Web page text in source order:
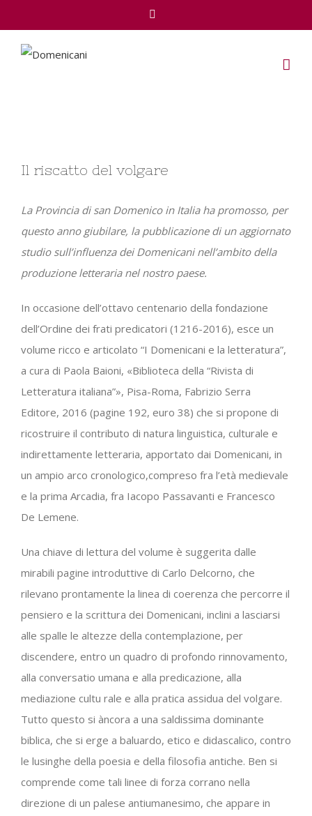
Larger
Il riscatto del volgare
La Provincia di san Domenico in Italia ha promosso, per
questo anno giubilare, la pubblicazione di un aggiornato
studio sull’influenza dei Domenicani nell’ambito della
produzione letteraria nel nostro paese.
In occasione dell’ottavo centenario della fondazione
dell’Ordine dei frati predicatori (1216-2016), esce un
volume ricco e articolato “I Domenicani e la letteratura”,
a cura di Paola Baioni, «Biblioteca della “Rivista di
Letteratura italiana”», Pisa-Roma, Fabrizio Serra
Editore, 2016 (pagine 192, euro 38) che si propone di
ricostruire il contributo di natura linguistica, culturale e
indirettamente letteraria, apportato dai Domenicani, in
un ampio arco cronologico,compreso fra l’età medievale
e la prima Arcadia, fra Iacopo Passavanti e Francesco
De Lemene.
Una chiave di lettura del volume è suggerita dalle
mirabili pagine introduttive di Carlo Delcorno, che
rilevano prontamente la linea di coerenza che percorre il
pensiero e la scrittura dei Domenicani, inclini a lasciarsi
alle spalle le altezze della contemplazione, per
discendere, entro un quadro di profondo rinnovamento,
alla conversatio umana e alla predicazione, alla
mediazione cultu rale e alla pratica assidua del volgare.
Tutto questo si àncora a una saldissima dominante
biblica, che si erge a baluardo, etico e didascalico, contro
le lusinghe della poesia e della filosofia antiche. Ben si
comprende come tali linee di forza corrano nella
direzione di un palese antiumanesimo, che appare in